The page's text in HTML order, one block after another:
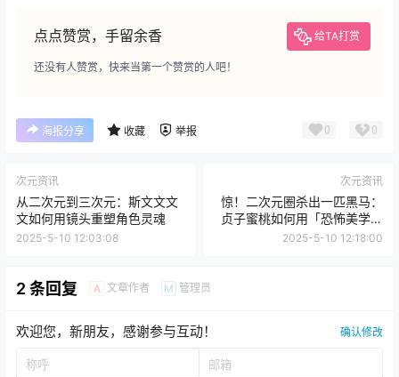
点点赞赏，手留余香 给TA打赏
还没有人赞赏，快来当第一个赞赏的人吧！
海报分享 收藏 举报 0 0
次元资讯
从二次元到三次元：斯文文文
文如何用镜头重塑角色灵魂
2025-5-10 12:03:08
次元资讯
惊！二次元圈杀出一匹黑马：
贞子蜜桃如何用「恐怖美学」
颠覆 Cosplay 界？
2025-5-10 12:18:00
2 条回复 A 文章作者 M 管理员
欢迎您，新朋友，感谢参与互动！ 确认修改